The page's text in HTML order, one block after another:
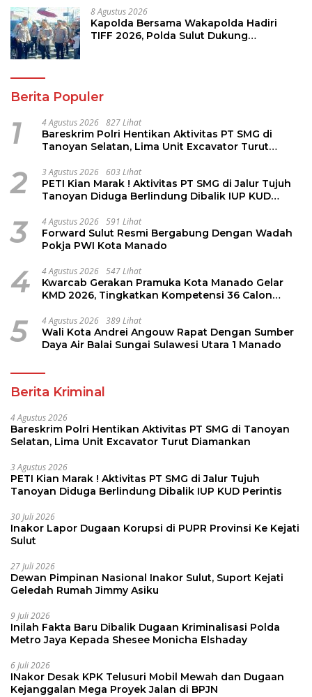
8 Agustus 2026
Kapolda Bersama Wakapolda Hadiri
TIFF 2026, Polda Sulut Dukung
Berita Populer
1 4 Agustus 2026 827 Lihat
Bareskrim Polri Hentikan Aktivitas PT SMG di
Tanoyan Selatan, Lima Unit Excavator Turut
2 3 Agustus 2026 603 Lihat
PETI Kian Marak ! Aktivitas PT SMG di Jalur Tujuh
Tanoyan Diduga Berlindung Dibalik IUP KUD
3 4 Agustus 2026 591 Lihat
Forward Sulut Resmi Bergabung Dengan Wadah
Pokja PWI Kota Manado
4 4 Agustus 2026 547 Lihat
Kwarcab Gerakan Pramuka Kota Manado Gelar
KMD 2026, Tingkatkan Kompetensi 36 Calon
5 4 Agustus 2026 389 Lihat
Wali Kota Andrei Angouw Rapat Dengan Sumber
Daya Air Balai Sungai Sulawesi Utara 1 Manado
Berita Kriminal
4 Agustus 2026
Bareskrim Polri Hentikan Aktivitas PT SMG di Tanoyan
Selatan, Lima Unit Excavator Turut Diamankan
3 Agustus 2026
PETI Kian Marak ! Aktivitas PT SMG di Jalur Tujuh
Tanoyan Diduga Berlindung Dibalik IUP KUD Perintis
30 Juli 2026
Inakor Lapor Dugaan Korupsi di PUPR Provinsi Ke Kejati
Sulut
27 Juli 2026
Dewan Pimpinan Nasional Inakor Sulut, Suport Kejati
Geledah Rumah Jimmy Asiku
9 Juli 2026
Inilah Fakta Baru Dibalik Dugaan Kriminalisasi Polda
Metro Jaya Kepada Shesee Monicha Elshaday
6 Juli 2026
INakor Desak KPK Telusuri Mobil Mewah dan Dugaan
Kejanggalan Mega Proyek Jalan di BPJN